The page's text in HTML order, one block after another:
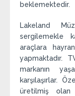
beklemektedir.
Lakeland
sergilemekle
araçlara
yapmaktadır.
markanın
karşılaşırlar.
üretilmiş olan